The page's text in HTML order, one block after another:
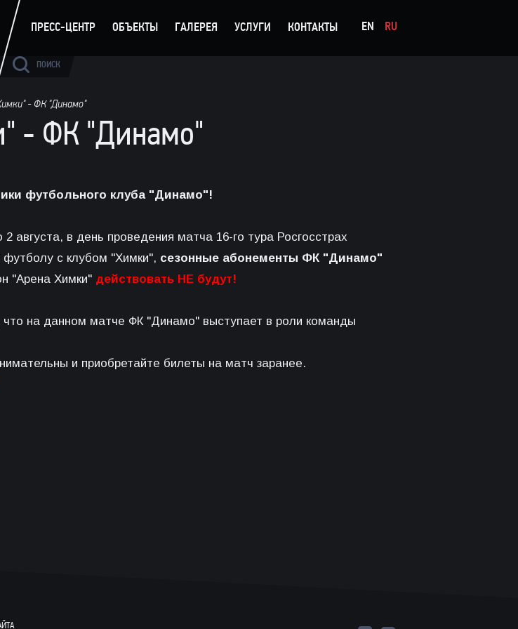
ПОИСК
ПРЕСС-ЦЕНТР ОБЪЕКТЫ ГАЛЕРЕЯ УСЛУГИ КОНТАКТЫ EN RU
«РОДИНА» –
«АКРОН»
- ФК "Динамо"
- ФК "Динамо"
футбольного клуба "Динамо"!
августа, в день проведения матча 16-го тура Росгосстрах
с клубом "Химки", сезонные абонементы ФК "Динамо"
"Арена Химки" действовать НЕ будут!
на данном матче ФК "Динамо" выступает в роли команды
и приобретайте билеты на матч заранее.